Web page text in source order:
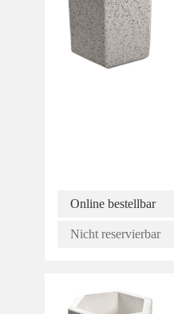
Online bestellbar
Nicht reservierbar